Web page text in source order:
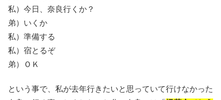
私）今日、奈良行くか？
弟）いくか
私）準備する
私）宿とるぞ
弟）ＯＫ
という事で、私が去年行きたいと思っていて行けなかった